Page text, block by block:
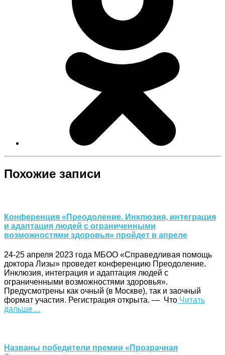
Похожие записи
Конференция «Преодоление. Инклюзия, интеграция
и адаптация людей с ограниченными
возможностями здоровья» пройдет в апреле
24-25 апреля 2023 года МБОО «Справедливая помощь
доктора Лизы» проведет конференцию Преодоление.
Инклюзия, интеграция и адаптация людей с
ограниченными возможностями здоровья».
Предусмотрены как очный (в Москве), так и заочный
формат участия. Регистрация открыта. — Что Читать
дальше…
Названы победители премии «Прозрачная